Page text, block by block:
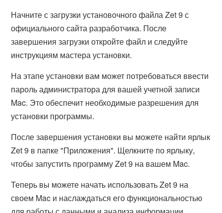
Начните с загрузки установочного файла Zet 9 с
официального сайта разработчика. После
завершения загрузки откройте файл и следуйте
инструкциям мастера установки.
На этапе установки вам может потребоваться ввести
пароль администратора для вашей учетной записи
Mac. Это обеспечит необходимые разрешения для
установки программы.
После завершения установки вы можете найти ярлык
Zet 9 в папке "Приложения". Щелкните по ярлыку,
чтобы запустить программу Zet 9 на вашем Mac.
Теперь вы можете начать использовать Zet 9 на
своем Mac и наслаждаться его функциональностью